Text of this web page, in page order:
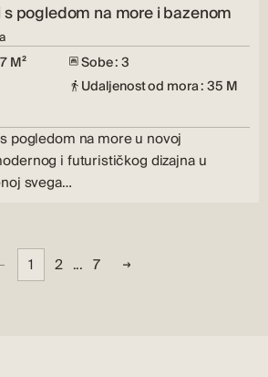
pogledom na more i bazenom
M²
Sobe : 3
Udaljenost od mora : 35 M
pogledom na more u novoj
i futurističkog dizajna u
svega…
1 2 ... 7